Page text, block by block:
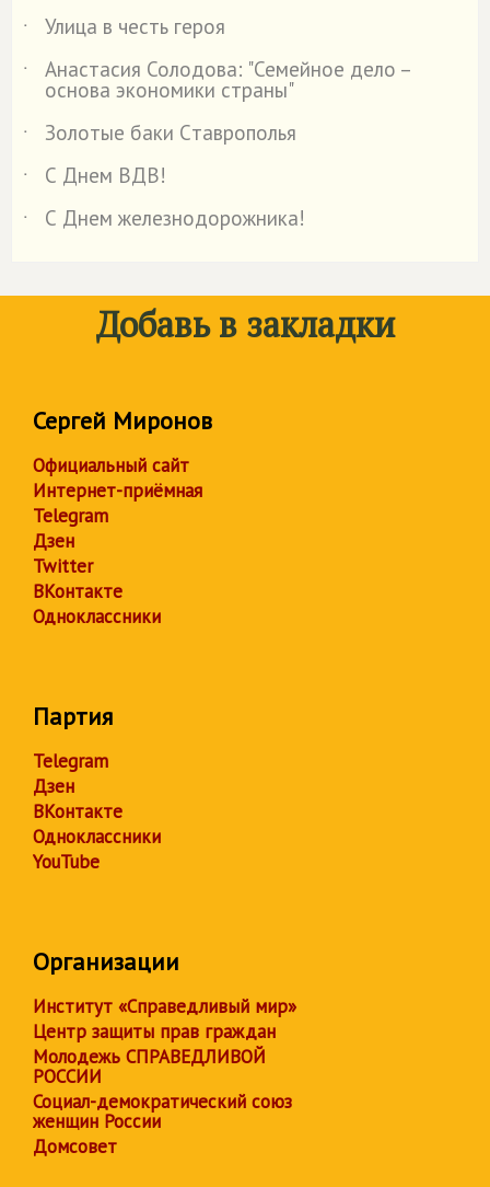
˙
Улица в честь героя
˙
Анастасия Солодова: "Семейное дело –
основа экономики страны"
˙
Золотые баки Cтаврополья
˙
С Днем ВДВ!
˙
С Днем железнодорожника!
Добавь в закладки
Сергей Миронов
Официальный сайт
Интернет-приёмная
Telegram
Дзен
Twitter
ВКонтакте
Одноклассники
Партия
Telegram
Дзен
ВКонтакте
Одноклассники
YouTube
Организации
Институт «Справедливый мир»
Центр защиты прав граждан
Молодежь СПРАВЕДЛИВОЙ
РОССИИ
Социал-демократический союз
женщин России
Домсовет